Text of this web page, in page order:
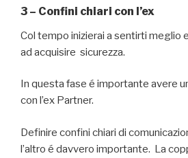
3 – Confini chiari con l’ex
Col tempo inizierai a sentirti meglio
ad acquisire sicurezza.
In questa fase é importante avere
con l’ex Partner.
Definire confini chiari di
l’altro é davvero importante. La